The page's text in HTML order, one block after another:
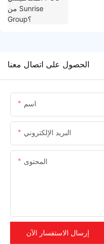
الحصول على اتصال معنا
اسم
البريد الإلكتروني
المحتوى
إرسال الاستفسار الآن